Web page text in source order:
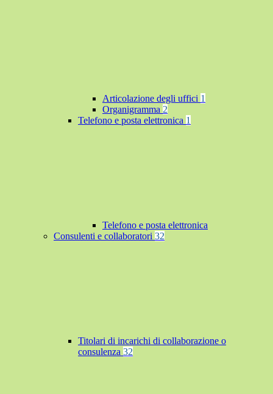
Articolazione degli uffici 1
Organigramma 2
Telefono e posta elettronica 1
Telefono e posta elettronica
Consulenti e collaboratori 32
Titolari di incarichi di collaborazione o
consulenza 32